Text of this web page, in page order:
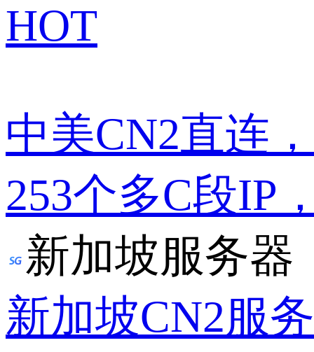
HOT
中美CN2直连
253个多C段IP
新加坡服务器
新加坡CN2服